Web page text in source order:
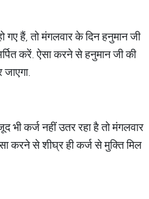
हैं, तो मंगलवार के दिन हनुमान जी
करें. ऐसा करने से हनुमान जी की
कर्ज नहीं उतर रहा है तो मंगलवार
करने से शीघ्र ही कर्ज से मुक्ति मिल